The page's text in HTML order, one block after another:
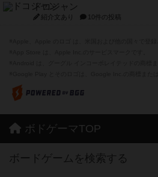
ドコジャン
紹介文あり 10件の投稿
ボドゲーマTOP
ボードゲームを検索する